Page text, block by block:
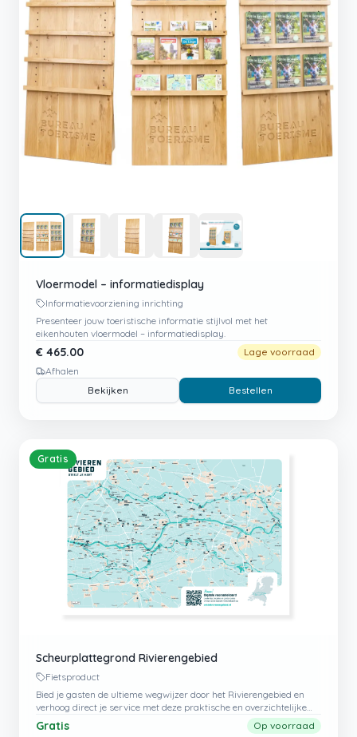
Vloermodel – informatiedisplay
Informatievoorziening inrichting
Presenteer jouw toeristische informatie stijlvol met het
eikenhouten vloermodel – informatiedisplay.
€ 465.00
Lage voorraad
Afhalen
Bekijken
Bestellen
Gratis
Scheurplattegrond Rivierengebied
Fietsproduct
Bied je gasten de ultieme wegwijzer door het Rivierengebied en
verhoog direct je service met deze praktische en overzichtelijke
scheurplattegrond.
Gratis
Op voorraad